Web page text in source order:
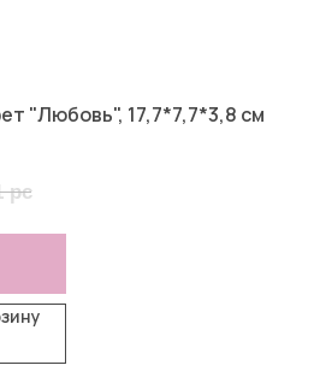
"Любовь", 17,7*7,7*3,8 см
pc